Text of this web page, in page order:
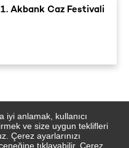
1. Akbank Caz Festivali